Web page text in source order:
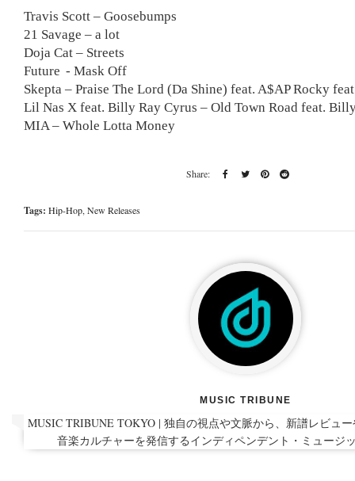
Travis Scott – Goosebumps
21 Savage – a lot
Doja Cat – Streets
Future - Mask Off
Skepta – Praise The Lord (Da Shine) feat. A$AP Rocky
Lil Nas X feat. Billy Ray Cyrus – Old Town Road feat.
MIA – Whole Lotta Money
Tags: Hip-Hop,New Releases
MUSIC TRIBUNE
MUSIC TRIBUNE TOKYO | 独自の視点や文脈から、新譜レビュ
音楽カルチャーを発信するインディペンデント・ミュージ